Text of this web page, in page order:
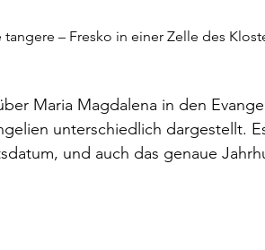
– Fresko in einer Zelle des
Maria Magdalena in den
unterschiedlich dargestellt.
und auch das genaue